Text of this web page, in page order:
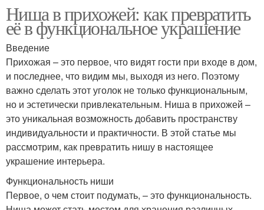
Ниша в прихожей: как превратить
её в функциональное украшение
Введение
Прихожая – это первое, что видят гости при входе в дом,
и последнее, что видим мы, выходя из него. Поэтому
важно сделать этот уголок не только функциональным,
но и эстетически привлекательным. Ниша в прихожей –
это уникальная возможность добавить пространству
индивидуальности и практичности. В этой статье мы
рассмотрим, как превратить нишу в настоящее
украшение интерьера.
Функциональность ниши
Первое, о чем стоит подумать, – это функциональность.